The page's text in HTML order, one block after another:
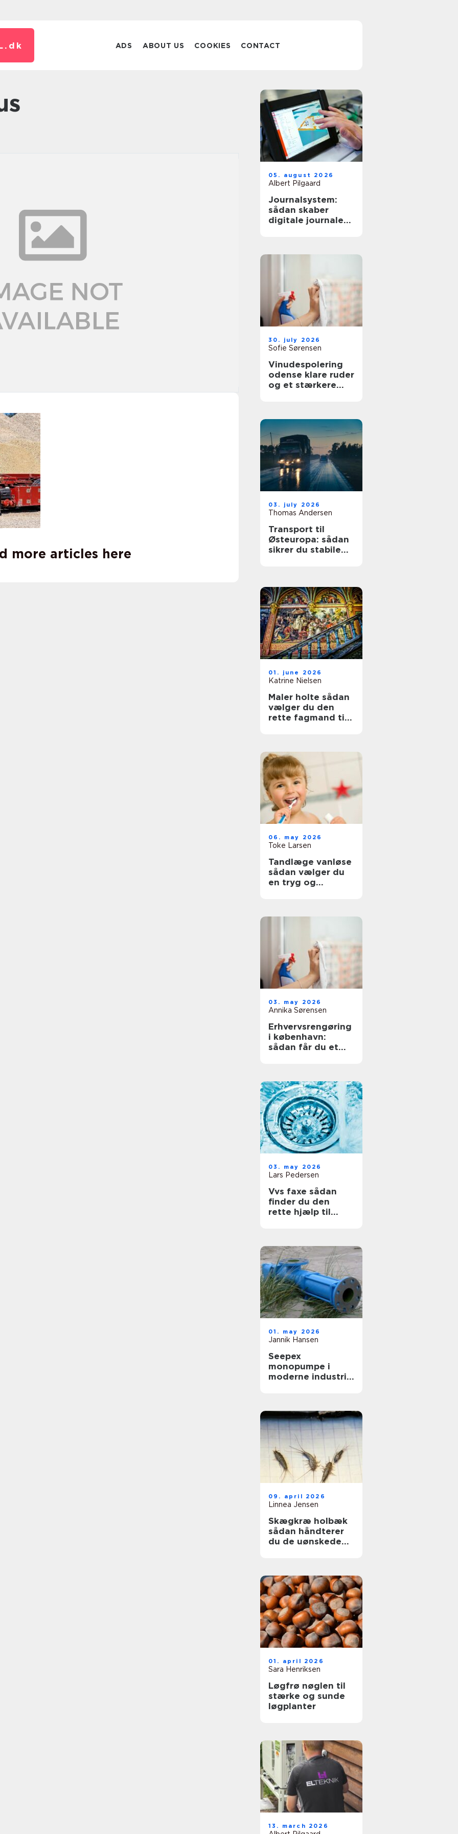
dk ADS ABOUT US COOKIES CONTACT
more articles here
05. august 2026
Albert Pilgaard
Journalsystem:
sådan skaber
digitale journaler
30. july 2026
Sofie Sørensen
Vinudespolering
odense klare ruder
og et stærkere
03. july 2026
Thomas Andersen
Transport til
Østeuropa: sådan
sikrer du stabile
01. june 2026
Katrine Nielsen
Maler holte sådan
vælger du den
rette fagmand til
06. may 2026
Toke Larsen
Tandlæge vanløse
sådan vælger du
en tryg og
03. may 2026
Annika Sørensen
Erhvervsrengøring
i københavn:
sådan får du et
03. may 2026
Lars Pedersen
Vvs faxe sådan
finder du den
rette hjælp til
01. may 2026
Jannik Hansen
Seepex
monopumpe i
moderne industri:
09. april 2026
Linnea Jensen
Skægkræ holbæk
sådan håndterer
du de uønskede
01. april 2026
Sara Henriksen
Løgfrø nøglen til
stærke og sunde
løgplanter
13. march 2026